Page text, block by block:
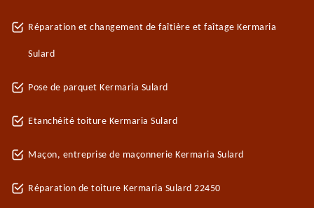
Réparation et changement de faîtière et faîtage Kermaria
Sulard
Pose de parquet Kermaria Sulard
Etanchéité toiture Kermaria Sulard
Maçon, entreprise de maçonnerie Kermaria Sulard
Réparation de toiture Kermaria Sulard 22450